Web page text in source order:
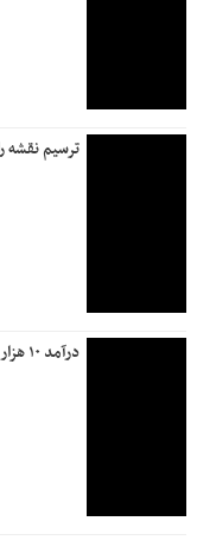
ترسیم نقشه
درآمد ۱۰ هزار میلیارد تومانی «بانک دی» در سال ۱۴۰۴